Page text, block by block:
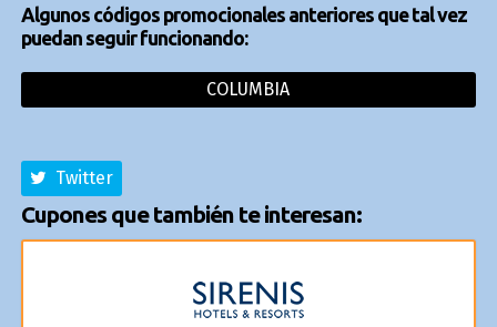
Algunos códigos promocionales anteriores que tal vez
puedan seguir funcionando:
COLUMBIA
Twitter
Cupones que también te interesan: